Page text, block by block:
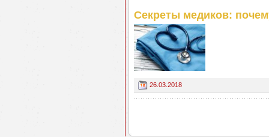
Секреты медиков:
26.03.2018